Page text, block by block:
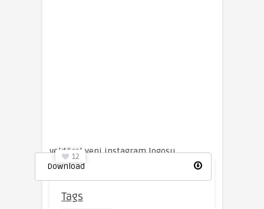
Download
12
vektörel yeni instagram logosu
Tags